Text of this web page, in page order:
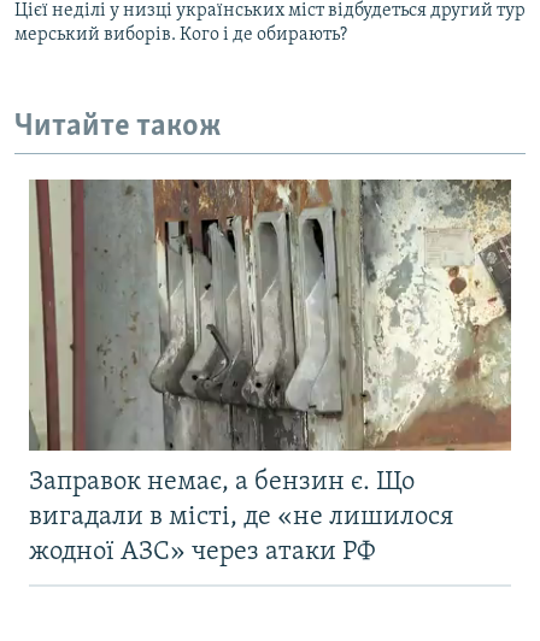
Цієї неділі у низці українських міст відбудеться другий тур
мерський виборів. Кого і де обирають?
Читайте також
Заправок немає, а бензин є. Що
вигадали в місті, де «не лишилося
жодної АЗС» через атаки РФ